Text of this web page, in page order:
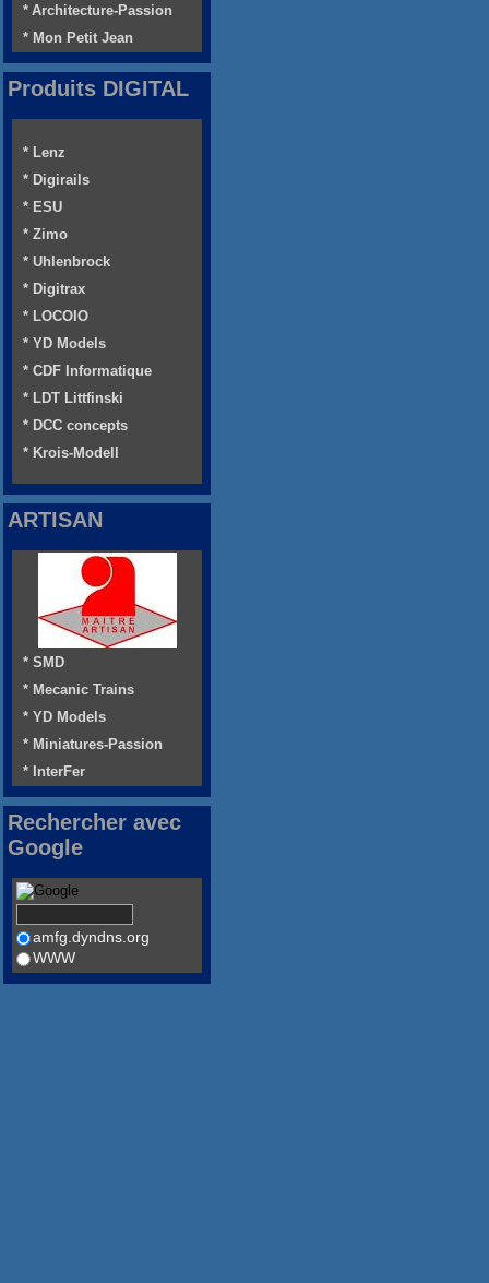
* Architecture-Passion
* Mon Petit Jean
Produits DIGITAL
* Lenz
* Digirails
* ESU
* Zimo
* Uhlenbrock
* Digitrax
* LOCOIO
* YD Models
* CDF Informatique
* LDT Littfinski
* DCC concepts
* Krois-Modell
ARTISAN
* SMD
* Mecanic Trains
* YD Models
* Miniatures-Passion
* InterFer
Rechercher avec
Google
amfg.dyndns.org
WWW